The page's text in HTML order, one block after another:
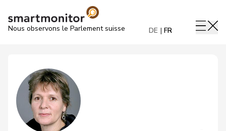
Nous observons le Parlement suisse DE FR